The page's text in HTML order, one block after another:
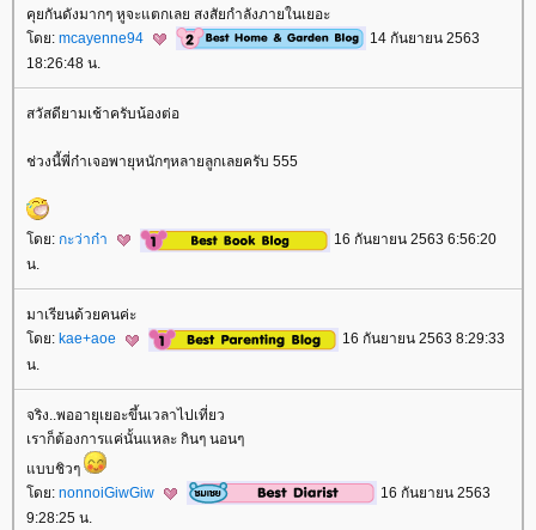
คุยกันดังมากๆ หูจะแตกเลย สงสัยกำลังภายในเยอะ
ดย: mcayenne94
14 กันยายน 2563
18:26:48 น.
สวัสดียามเช้าครับน้องต่อ
ช่วงนี้พี่ก๋าเจอพายุหนักๆหลายลูกเลยครับ 555
ดย: กะว่าก๋า
16 กันยายน 2563 6:56:20
น.
มาเรียนด้วยคนค่ะ
ดย: kae+aoe
16 กันยายน 2563 8:29:33
น.
จริง..พออายุเยอะขึ้นเวลาไปเที่ยว
เราก็ต้องการแค่นั้นแหละ กินๆ นอนๆ
บบชิวๆ
ดย: nonnoiGiwGiw
16 กันยายน 2563
9:28:25 น.